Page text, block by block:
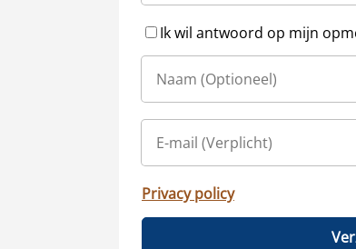
Ik wil antwoord op mijn
Privacy policy